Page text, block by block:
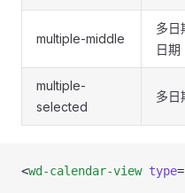
multiple-middle
多日
日期
multiple-
selected
多日
<wd-calendar-view type=